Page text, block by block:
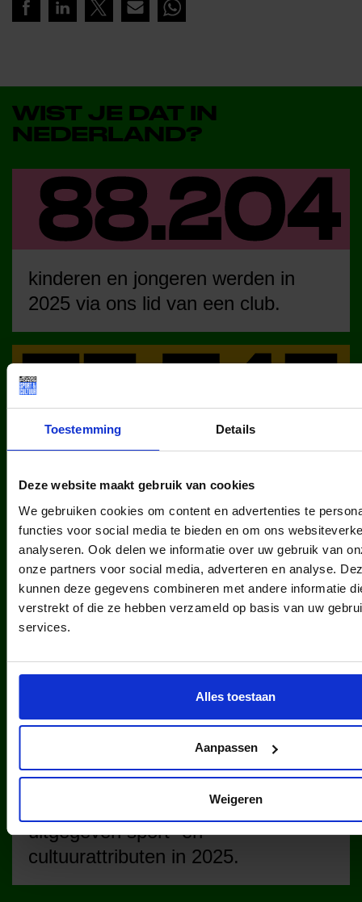
Toestemming Details
Deze website maakt gebruik van cookies
We gebruiken cookies om content en advertenties te
functies voor social media te bieden en om ons
analyseren. Ook delen we informatie over uw gebruik van
onze partners voor social media, adverteren en analyse.
kunnen deze gegevens combineren met andere informatie
verstrekt of die ze hebben verzameld op basis van uw
services.
Alles toestaan
Aanpassen
Weigeren
WIST JE DAT IN
NEDERLAND?
kinderen en jongeren werden in
2025 via ons lid van een club.
kinderen en jongeren werden in
2025 via ons lid van een sportclub.
kinderen en jongeren werden in
cultuurclub.
uitgegeven sport- en
cultuurattributen in 2025.